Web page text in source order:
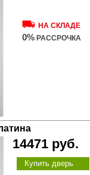
НА СКЛАДЕ
0% РАССРОЧКА
14471 руб.
Купить дверь